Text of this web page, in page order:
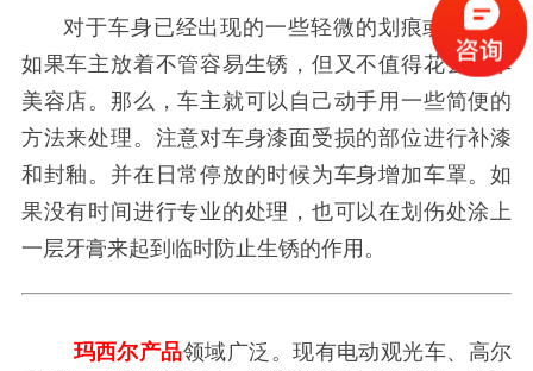
对于车身已经出现的一些轻微的划痕或锈蚀，
如果车主放着不管容易生锈，但又不值得花去汽车
美容店。那么，车主就可以自己动手用一些简便的
方法来处理。注意对车身漆面受损的部位进行补漆
和封釉。并在日常停放的时候为车身增加车罩。如
果没有时间进行专业的处理，也可以在划伤处涂上
一层牙膏来起到临时防止生锈的作用。
玛西尔产品领域广泛。现有电动观光车、高尔